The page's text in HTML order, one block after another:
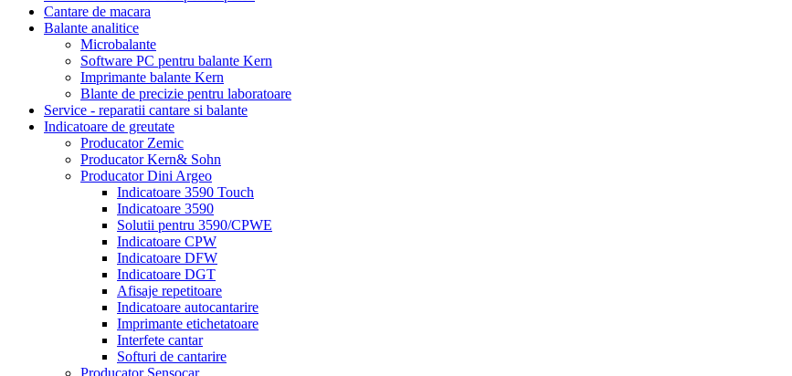
Cantare de macara
Balante analitice
Microbalante
Software PC pentru balante Kern
Imprimante balante Kern
Blante de precizie pentru laboratoare
Service - reparatii cantare si balante
Indicatoare de greutate
Producator Zemic
Producator Kern& Sohn
Producator Dini Argeo
Indicatoare 3590 Touch
Indicatoare 3590
Solutii pentru 3590/CPWE
Indicatoare CPW
Indicatoare DFW
Indicatoare DGT
Afisaje repetitoare
Indicatoare autocantarire
Imprimante etichetatoare
Interfete cantar
Softuri de cantarire
Producator Sensocar